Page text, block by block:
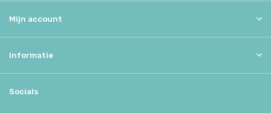
Mijn account
Informatie
Socials